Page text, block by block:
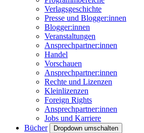
Verlagsgeschichte
Presse und Blogger:innen
Blogger:innen
Veranstaltungen
Ansprechpartner:innen
Handel
Vorschauen
Ansprechpartner:innen
Rechte und Lizenzen
Kleinlizenzen
Foreign Rights
Ansprechpartner:innen
Jobs und Karriere
Bücher
Dropdown umschalten